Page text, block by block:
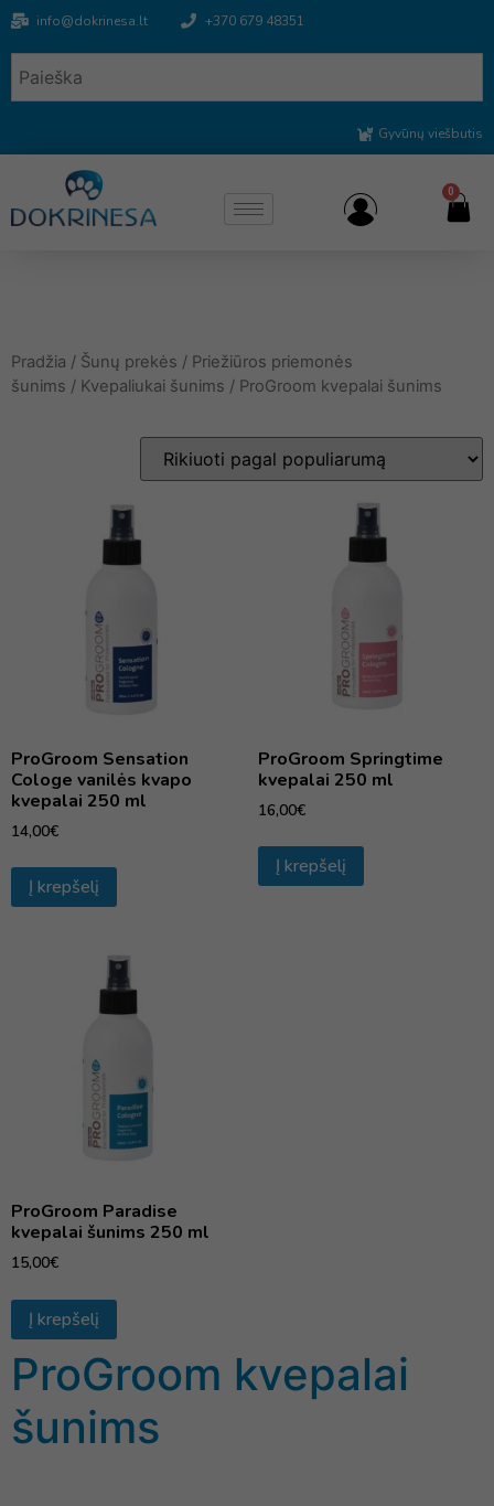
info@dokrinesa.lt +370 679 48351
Gyvūnų viešbutis
0
Pradžia / Šunų prekės / Priežiūros priemonės
šunims / Kvepaliukai šunims / ProGroom kvepalai šunims
ProGroom Sensation
Cologe vanilės kvapo
kvepalai 250 ml
14,00€
Į krepšelį
ProGroom Springtime
kvepalai 250 ml
16,00€
Į krepšelį
ProGroom Paradise
kvepalai šunims 250 ml
15,00€
Į krepšelį
ProGroom kvepalai
šunims